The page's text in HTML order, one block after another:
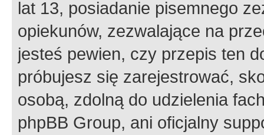
lat 13, posiadanie pisemnego
opiekunów, zezwalające na
jesteś pewien, czy przepis ten
próbujesz się zarejestrować,
osobą, zdolną do udzielenia
phpBB Group, ani oficjalny